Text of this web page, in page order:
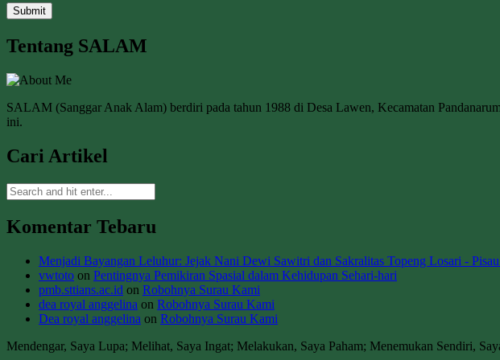
Tentang SALAM
SALAM (Sanggar Anak Alam) berdiri pada tahun 1988 di Desa Lawen, Kecamatan
ini.
Cari Artikel
Komentar Tebaru
Menjadi Bayangan Leluhur: Jejak Nani Dewi Sawitri dan Sakralitas Topeng Losari - Pisau
vwtoto on Pentingnya Pemikiran Spasial dalam Kehidupan Sehari-hari
pmb.sttians.ac.id on Robohnya Surau Kami
dea royal anggelina on Robohnya Surau Kami
Dea royal anggelina on Robohnya Surau Kami
Mendengar, Saya Lupa; Melihat, Saya Ingat; Melakukan, Saya Paham; Menemukan Sendiri,